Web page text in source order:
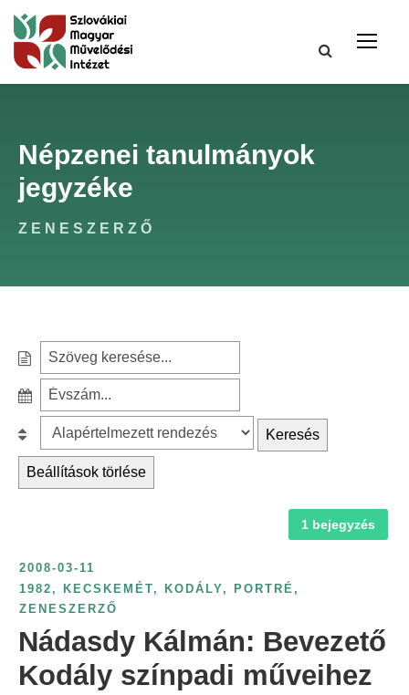
Népzenei tanulmányok
jegyzéke
ZENESZERZŐ
e
c
h
:
z
é
v
s
z
á
s
e
s
l
á
:
Keresés
Beállítások törlése
1 bejegyzés
2008-03-11
1982 , KECSKEMÉT, KODÁLY, PORTRÉ ,
ZENESZERZŐ
Nádasdy Kálmán: Bevezető
Kodály színpadi műveihez